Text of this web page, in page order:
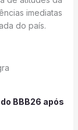
imediatas
do país.
BBB26 após